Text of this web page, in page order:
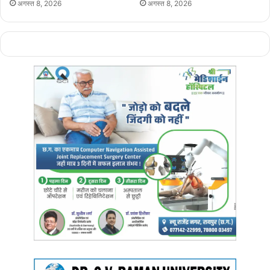
10 मार्च 2024 को प्रधानमंत्री नरेंद्र मोदी की वर्चुअल उपस्थिति में महतारी वंदन
वितरित की जा चुकी है।
आंगनबाड़ी कार्यकर्ताओं और सहायिकाओं के लिए ‘सम्मान सुविधा प्रणाली’ का
मुख्यमंत्री विष्णुदेव साय इस अवसर पर आंगनबाड़ी कार्यकर्ताओं और सहायिकाओं के
मानदेय भुगतान के लिए “सम्मान सुविधा प्रणाली” का शुभारंभ करेंगे। यह पहली बार
होगा जब मुख्यमंत्री स्वयं आंगनबाड़ी कार्यकर्ताओं और सहायिकाओं को डिजिटल
और केंद्रीकृत प्रणाली के माध्यम से सीधे मानदेय का भुगतान करेंगे।
इस प्रणाली में फेशियल रिकग्निशन सिस्टम के माध्यम से कार्यकर्ताओं और
सरकार से मानदेय का भुगतान किया जाएगा। यह प्रणाली आंगनबाड़ी कार्यकर्ताओं
अगस्त 8, 2026 अगस्त 8, 2026